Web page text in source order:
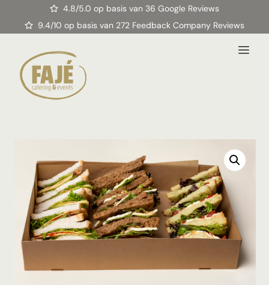
4.8/5.0 op basis van 36 Google Reviews
9.4/10 op basis van 272 Feedback Company Reviews